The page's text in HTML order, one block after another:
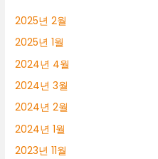
2025년 2월
2025년 1월
2024년 4월
2024년 3월
2024년 2월
2024년 1월
2023년 11월